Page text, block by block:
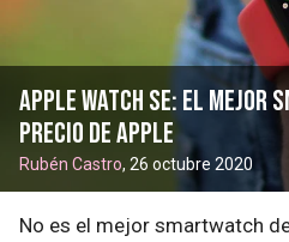
Apple Watch SE: el mejor
precio de Apple
Rubén Castro, 26 octubre 2020
No es el mejor smartwatch